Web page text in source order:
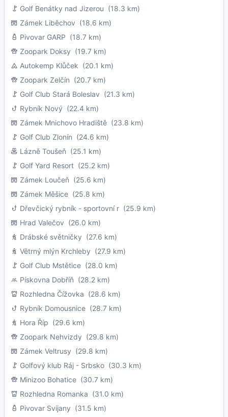
Golf Benátky nad Jizerou (18.3 km)
Zámek Liběchov (18.6 km)
Pivovar GARP (18.7 km)
Zoopark Doksy (19.7 km)
Autokemp Klůček (20.1 km)
Zoopark Zelčín (20.7 km)
Golf Club Stará Boleslav (21.3 km)
Rybník Nový (22.4 km)
Zámek Mnichovo Hradiště (23.8 km)
Golf Club Zlonín (24.6 km)
Lázně Toušeň (25.1 km)
Golf Yard Resort (25.2 km)
Zámek Loučeň (25.6 km)
Zámek Měšice (25.8 km)
Dřevčický rybník - sportovní r (25.9 km)
Hrad Valečov (26.0 km)
Drábské světničky (27.6 km)
Větrný mlýn Krchleby (27.9 km)
Golf Club Mstětice (28.0 km)
Pískovna Dobříň (28.2 km)
Rozhledna Čížovka (28.6 km)
Rybník Domousnice (28.7 km)
Hora Říp (29.6 km)
Zoopark Nehvizdy (29.8 km)
Zámek Veltrusy (29.8 km)
Golfový klub Ráj - Srbsko (30.3 km)
Minizoo Bohatice (30.7 km)
Rozhledna Romanka (31.0 km)
Pivovar Svijany (31.5 km)